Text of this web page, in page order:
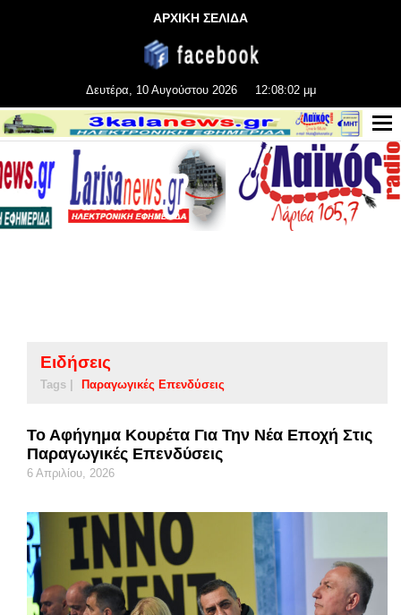
ΑΡΧΙΚΗ ΣΕΛΙΔΑ
Δευτέρα, 10 Αυγούστου 2026 12:08:04 μμ
Ειδήσεις
Tags | Παραγωγικές Επενδύσεις
Το Αφήγημα Κουρέτα Για Την Νέα Εποχή Στις
Παραγωγικές Επενδύσεις
6 Απριλίου, 2026